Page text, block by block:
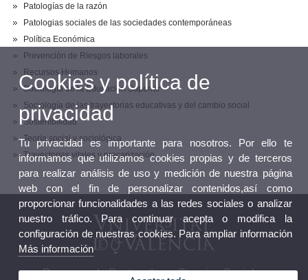
Patologías de la razón
Patologias sociales de las sociedades contemporáneas
Política Económica
Prevención de Riesgos laborales
Recursos Humanos
Sociología de la Educación Superior
Sociología de las trayectorias educativas y del cambio social
Sostenibilidad
Teoría social y sociológica
Trayectorias vitales y precarización
Programa de Doctorado en Ciencias Sociales
Cookies y política de
privacidad
Tu privacidad es importante para nosotros. Por ello te
informamos que utilizamos cookies propias y de terceros
para realizar análisis de uso y medición de nuestra página
web con el fin de personalizar contenidos,así como
proporcionar funcionalidades a las redes sociales o analizar
nuestro tráfico. Para continuar acepta o modifica la
configuración de nuestras cookies. Para ampliar información
Más información